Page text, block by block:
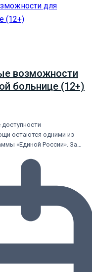
возможности
больнице (12+)
остаются одними из
«Единой России». За…